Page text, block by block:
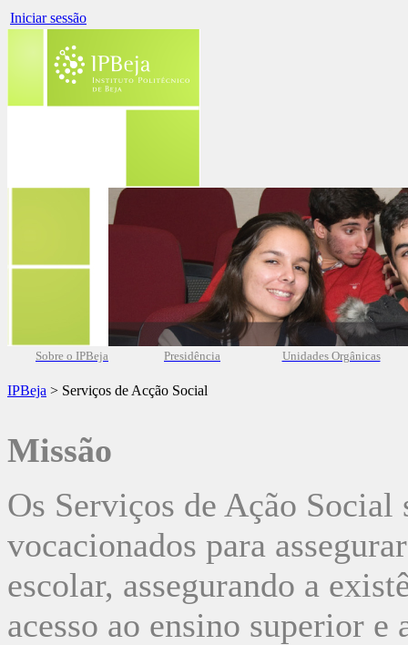
Iniciar sessão
Sobre o IPBeja Presidência Unidades Orgânicas
IPBeja > Serviços de Acção Social
Missão
Os Serviços de Ação
vocacionados para
escolar, assegurando a
acesso ao ensino superior